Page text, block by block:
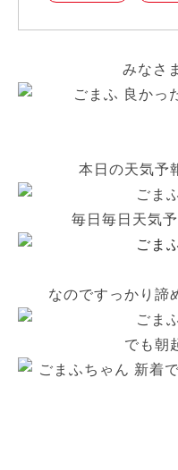
みなさ
本日の天気予
毎日毎日天気予
なのですっかり諦
でも朝